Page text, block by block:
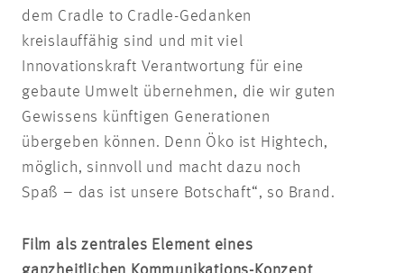
dem Cradle to Cradle-Gedanken
kreislauffähig sind und mit viel
Innovationskraft Verantwortung für eine
gebaute Umwelt übernehmen, die wir guten
Gewissens künftigen Generationen
übergeben können. Denn Öko ist Hightech,
möglich, sinnvoll und macht dazu noch
Spaß – das ist unsere Botschaft“, so Brand.
Film als zentrales Element eines